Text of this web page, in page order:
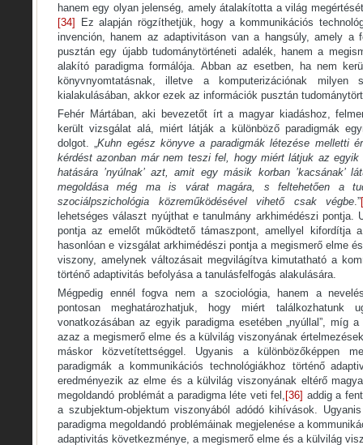
hanem egy olyan jelenség, amely átalakította a világ
[34]
Ez alapján rögzíthetjük, hogy a kommunikációs
invención, hanem az adaptivitáson van a hangsúly, amely a
pusztán egy újabb tudománytörténeti adalék, hanem a
alakító paradigma formálója. Abban az esetben, ha nem
könyvnyomtatásnak, illetve a komputerizációnak milyen
kialakulásában, akkor ezek az információk pusztán
Fehér Mártában, aki bevezetőt írt a magyar kiadáshoz,
került vizsgálat alá, miért látják a különböző paradigmák
dolgot. „Kuhn egész könyve a paradigmák létezése melletti
kérdést azonban már nem teszi fel, hogy miért látjuk az egyik
hatására ’nyúlnak’ azt, amit egy másik korban ’kacsának’
megoldása még ma is várat magára, s feltehetően a
szociálpszichológia közreműködésével vihető csak végbe .”
lehetséges választ nyújthat e tanulmány arkhimédészi pontja.
pontja az emelőt működtető támaszpont, amellyel kifordítja
hasonlóan e vizsgálat arkhimédészi pontja a megismerő elme
viszony, amelynek változásait megvilágítva kimutatható a
történő adaptivitás befolyása a tanulásfelfogás alakulására.
Mégpedig ennél fogva nem a szociológia, hanem a
pontosan meghatározhatjuk, hogy miért találkozhatunk
vonatkozásában az egyik paradigma esetében „nyúllal”, míg
azaz a megismerő elme és a külvilág viszonyának
máskor közvetítettséggel. Ugyanis a különbözőképpen
paradigmák a kommunikációs technológiákhoz történő
eredményezik az elme és a külvilág viszonyának eltérő
megoldandó problémát a paradigma léte veti fel, [36] addig a
a szubjektum-objektum viszonyából adódó kihívások.
paradigma megoldandó problémáinak megjelenése a
adaptivitás következménye, a megismerő elme és a külvilág